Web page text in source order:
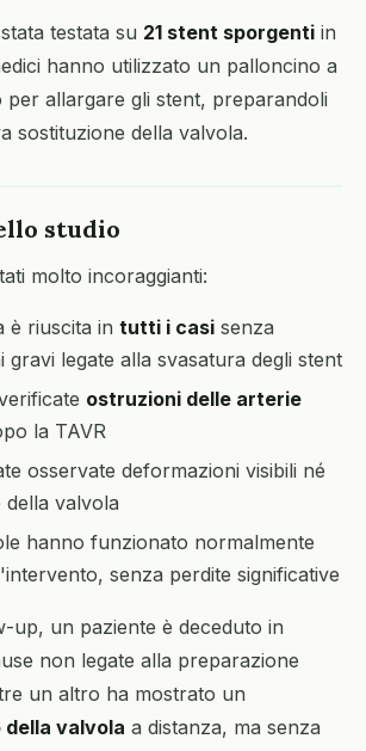
testata su 21 stent sporgenti in
hanno utilizzato un palloncino a
per allargare gli stent, preparandoli
sostituzione della valvola.
studio
molto incoraggianti:
è riuscita in tutti i casi senza
gravi legate alla svasatura degli stent
ostruzioni delle arterie
la TAVR
osservate deformazioni visibili né
della valvola
hanno funzionato normalmente
senza perdite significative
up, un paziente è deceduto in
non legate alla preparazione
un altro ha mostrato un
valvola a distanza, ma senza